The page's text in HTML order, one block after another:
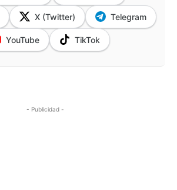
X (Twitter) Telegram
YouTube TikTok
- Publicidad -